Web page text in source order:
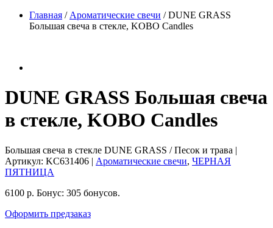
Главная / Ароматические свечи /DUNE GRASS
Большая свеча в стекле, KOBO Candles
DUNE GRASS Большая свеча
в стекле, KOBO Candles
Большая свеча в стекле DUNE GRASS / Песок и трава |
Артикул: KC631406 | Ароматические свечи, ЧЕРНАЯ
ПЯТНИЦА
6100 р. Бонус: 305 бонусов.
Оформить предзаказ